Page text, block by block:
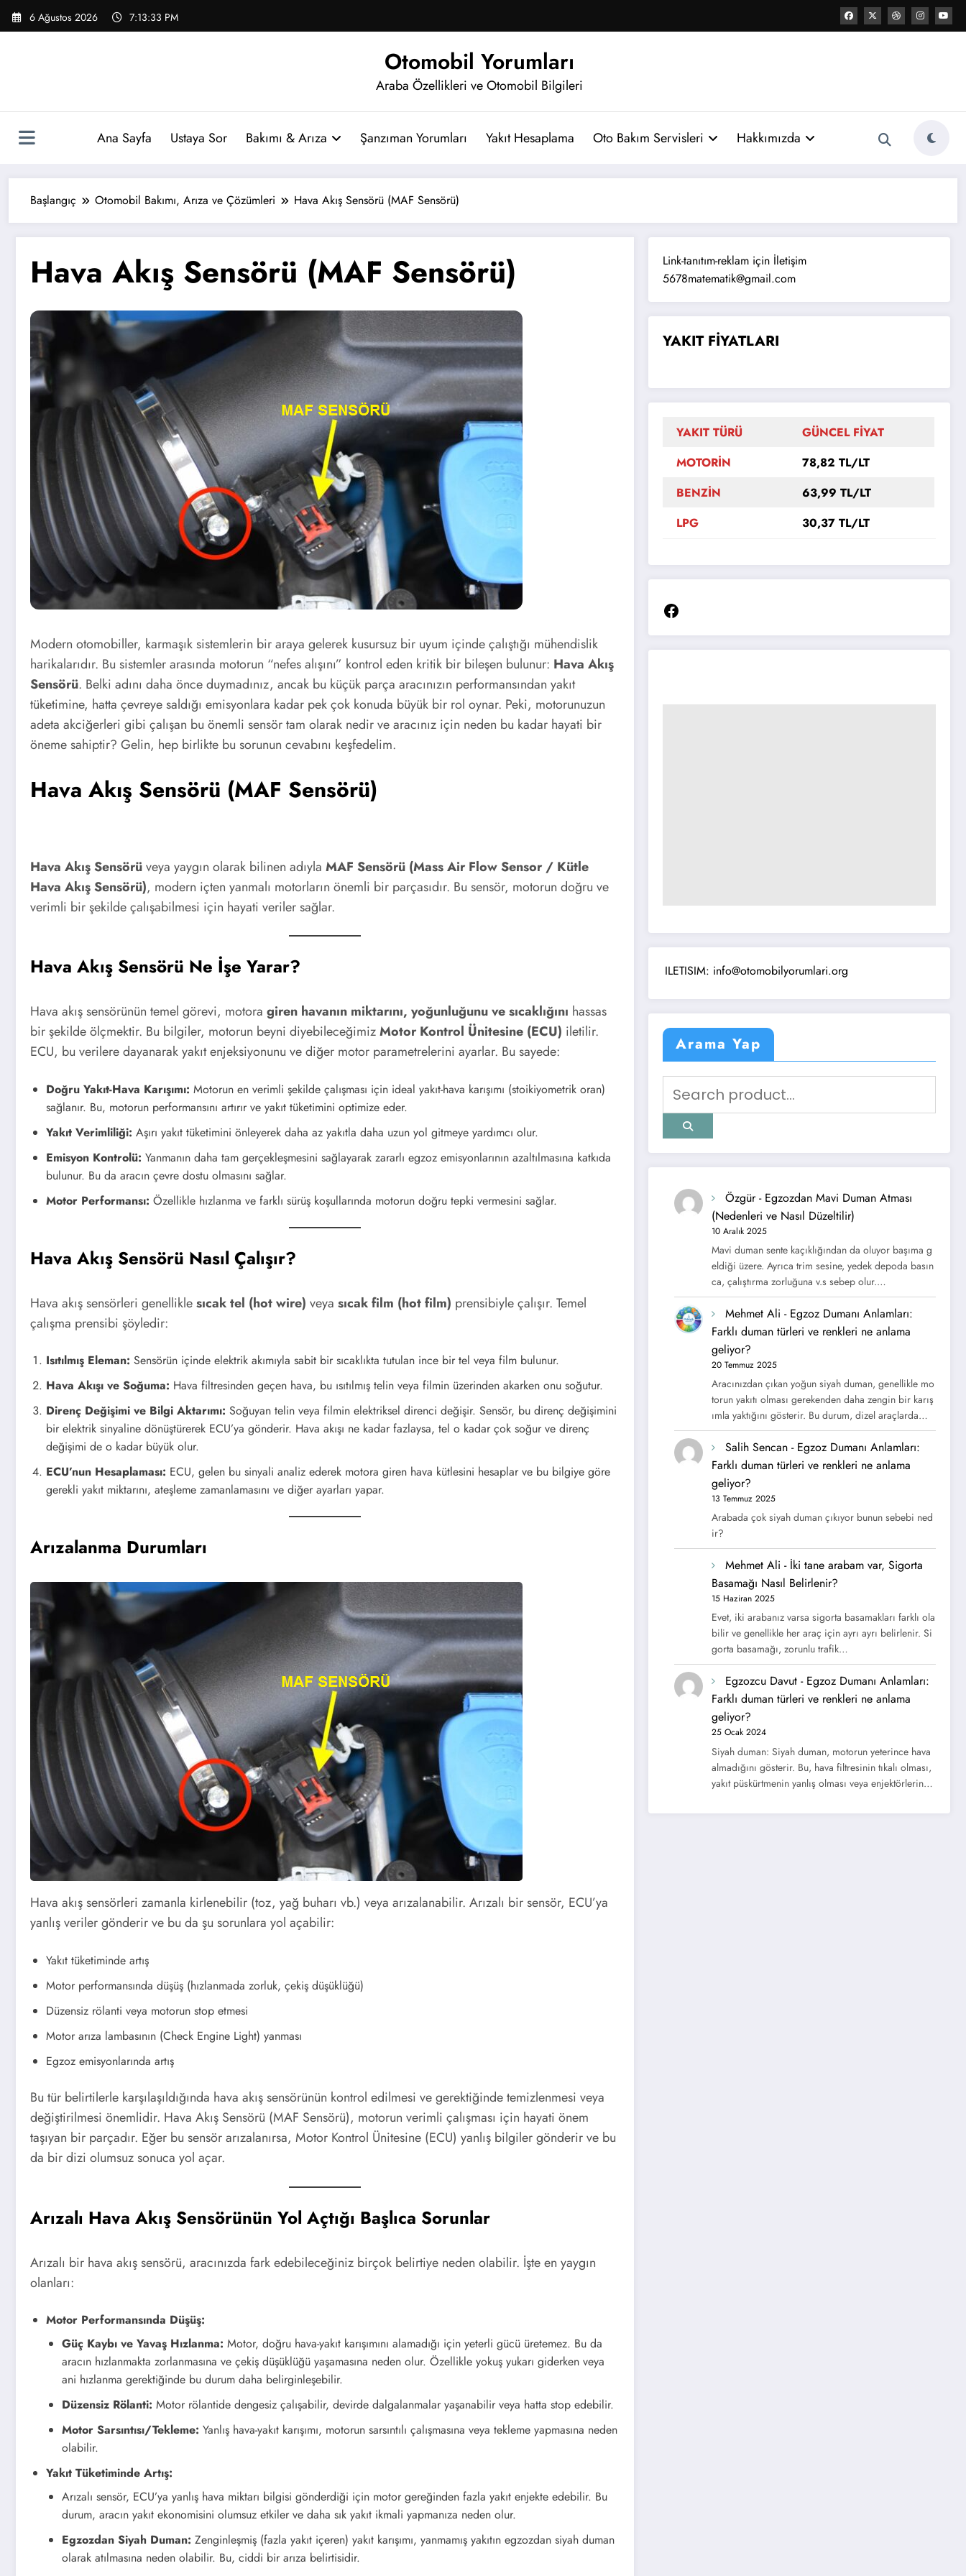
İçeriğe
atla
6 Ağustos 2026 7:13:34 PM
Otomobil Yorumları
Araba Özellikleri ve Otomobil Bilgileri
Ana Sayfa Ustaya Sor Bakımı & Arıza Şanzıman Yorumları Yakıt Hesaplama Oto Bakım Servisleri Hakkımızda
Başlangıç Otomobil Bakımı, Arıza ve Çözümleri Hava Akış Sensörü (MAF Sensörü)
Hava Akış Sensörü (MAF Sensörü)
Modern otomobiller, karmaşık sistemlerin bir araya gelerek kusursuz bir uyum içinde çalıştığı mühendislik
harikalarıdır. Bu sistemler arasında motorun “nefes alışını” kontrol eden kritik bir bileşen bulunur: Hava Akış
Sensörü. Belki adını daha önce duymadınız, ancak bu küçük parça aracınızın performansından yakıt
tüketimine, hatta çevreye saldığı emisyonlara kadar pek çok konuda büyük bir rol oynar. Peki, motorunuzun
adeta akciğerleri gibi çalışan bu önemli sensör tam olarak nedir ve aracınız için neden bu kadar hayati bir
öneme sahiptir? Gelin, hep birlikte bu sorunun cevabını keşfedelim.
Hava Akış Sensörü (MAF Sensörü)
Hava Akış Sensörüveya yaygın olarak bilinen adıyla MAF Sensörü (Mass Air Flow Sensor / Kütle
Hava Akış Sensörü), modern içten yanmalı motorların önemli bir parçasıdır. Bu sensör, motorun doğru ve
verimli bir şekilde çalışabilmesi için hayati veriler sağlar.
Hava Akış Sensörü Ne İşe Yarar?
Hava akış sensörünün temel görevi, motora giren havanın miktarını, yoğunluğunu ve sıcaklığını hassas
bir şekilde ölçmektir. Bu bilgiler, motorun beyni diyebileceğimizMotor Kontrol Ünitesine (ECU) iletilir.
ECU, bu verilere dayanarak yakıt enjeksiyonunu ve diğer motor parametrelerini ayarlar. Bu sayede:
Doğru Yakıt-Hava Karışımı: Motorun en verimli şekilde çalışması için ideal yakıt-hava karışımı (stoikiyometrik oran)
sağlanır. Bu, motorun performansını artırır ve yakıt tüketimini optimize eder.
Yakıt Verimliliği: Aşırı yakıt tüketimini önleyerek daha az yakıtla daha uzun yol gitmeye yardımcı olur.
Emisyon Kontrolü: Yanmanın daha tam gerçekleşmesini sağlayarak zararlı egzoz emisyonlarının azaltılmasına katkıda
bulunur. Bu da aracın çevre dostu olmasını sağlar.
Motor Performansı: Özellikle hızlanma ve farklı sürüş koşullarında motorun doğru tepki vermesini sağlar.
Hava Akış Sensörü Nasıl Çalışır?
Hava akış sensörleri genelliklesıcak tel (hot wire) veya sıcak film (hot film) prensibiyle çalışır. Temel
çalışma prensibi şöyledir:
Isıtılmış Eleman: Sensörün içinde elektrik akımıyla sabit bir sıcaklıkta tutulan ince bir tel veya film bulunur.
Hava Akışı ve Soğuma: Hava filtresinden geçen hava, bu ısıtılmış telin veya filmin üzerinden akarken onu soğutur.
Direnç Değişimi ve Bilgi Aktarımı: Soğuyan telin veya filmin elektriksel direnci değişir. Sensör, bu direnç değişimini
bir elektrik sinyaline dönüştürerek ECU’ya gönderir. Hava akışı ne kadar fazlaysa, tel o kadar çok soğur ve direnç
değişimi de o kadar büyük olur.
ECU’nun Hesaplaması: ECU, gelen bu sinyali analiz ederek motora giren hava kütlesini hesaplar ve bu bilgiye göre
gerekli yakıt miktarını, ateşleme zamanlamasını ve diğer ayarları yapar.
Arızalanma Durumları
Hava akış sensörleri zamanla kirlenebilir (toz, yağ buharı vb.) veya arızalanabilir. Arızalı bir sensör, ECU’ya
yanlış veriler gönderir ve bu da şu sorunlara yol açabilir:
Yakıt tüketiminde artış
Motor performansında düşüş (hızlanmada zorluk, çekiş düşüklüğü)
Düzensiz rölanti veya motorun stop etmesi
Motor arıza lambasının (Check Engine Light) yanması
Egzoz emisyonlarında artış
Bu tür belirtilerle karşılaşıldığında hava akış sensörünün kontrol edilmesi ve gerektiğinde temizlenmesi veya
değiştirilmesi önemlidir. Hava Akış Sensörü (MAF Sensörü), motorun verimli çalışması için hayati önem
taşıyan bir parçadır. Eğer bu sensör arızalanırsa, Motor Kontrol Ünitesine (ECU) yanlış bilgiler gönderir ve bu
da bir dizi olumsuz sonuca yol açar.
Arızalı Hava Akış Sensörünün Yol Açtığı Başlıca Sorunlar
Arızalı bir hava akış sensörü, aracınızda fark edebileceğiniz birçok belirtiye neden olabilir. İşte en yaygın
olanları:
Motor Performansında Düşüş:
Güç Kaybı ve Yavaş Hızlanma: Motor, doğru hava-yakıt karışımını alamadığı için yeterli gücü üretemez. Bu da
aracın hızlanmakta zorlanmasına ve çekiş düşüklüğü yaşamasına neden olur. Özellikle yokuş yukarı giderken veya
ani hızlanma gerektiğinde bu durum daha belirginleşebilir.
Düzensiz Rölanti: Motor rölantide dengesiz çalışabilir, devirde dalgalanmalar yaşanabilir veya hatta stop edebilir.
Motor Sarsıntısı/Tekleme: Yanlış hava-yakıt karışımı, motorun sarsıntılı çalışmasına veya tekleme yapmasına neden
olabilir.
Yakıt Tüketiminde Artış:
Arızalı sensör, ECU’ya yanlış hava miktarı bilgisi gönderdiği için motor gereğinden fazla yakıt enjekte edebilir. Bu
durum, aracın yakıt ekonomisini olumsuz etkiler ve daha sık yakıt ikmali yapmanıza neden olur.
Egzozdan Siyah Duman: Zenginleşmiş (fazla yakıt içeren) yakıt karışımı, yanmamış yakıtın egzozdan siyah duman
olarak atılmasına neden olabilir. Bu, ciddi bir arıza belirtisidir.
Link-tanıtım-reklam için İletişim
5678matematik@gmail.com
YAKIT FİYATLARI
YAKIT TÜRÜ
GÜNCEL FİYAT
MOTORİN
78,82 TL/LT
BENZİN
63,99 TL/LT
LPG
30,37 TL/LT
Facebook
ILETISIM: info@otomobilyorumlari.org
Arama Yap
Özgür- Egzozdan Mavi Duman Atması
(Nedenleri ve Nasıl Düzeltilir)
10 Aralık 2025
Mavi duman sente kaçıklığından da oluyor başıma g
eldiği üzere. Ayrıca trim sesine, yedek depoda basın
ca, çalıştırma zorluğuna v.s sebep olur.…
Mehmet Ali - Egzoz Dumanı Anlamları:
Farklı duman türleri ve renkleri ne anlama
geliyor?
20 Temmuz 2025
Aracınızdan çıkan yoğun siyah duman, genellikle mo
torun yakıtı olması gerekenden daha zengin bir karış
ımla yaktığını gösterir. Bu durum, dizel araçlarda…
Salih Sencan - Egzoz Dumanı Anlamları:
Farklı duman türleri ve renkleri ne anlama
geliyor?
13 Temmuz 2025
Arabada çok siyah duman çıkıyor bunun sebebi ned
ir?
Mehmet Ali - İki tane arabam var, Sigorta
Basamağı Nasıl Belirlenir?
15 Haziran 2025
Evet, iki arabanız varsa sigorta basamakları farklı ola
bilir ve genellikle her araç için ayrı ayrı belirlenir. Si
gorta basamağı, zorunlu trafik…
Egzozcu Davut - Egzoz Dumanı Anlamları:
Farklı duman türleri ve renkleri ne anlama
geliyor?
25 Ocak 2024
Siyah duman: Siyah duman, motorun yeterince hava
almadığını gösterir. Bu, hava filtresinin tıkalı olması,
yakıt püskürtmenin yanlış olması veya enjektörlerin…